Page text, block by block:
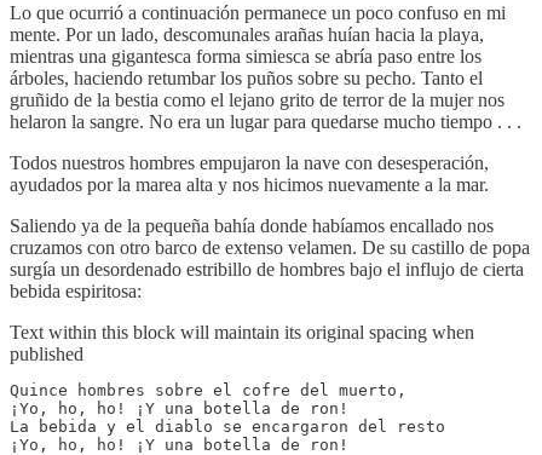
Lo que ocurrió a continuación permanece un poco confuso en mi
mente. Por un lado, descomunales arañas huían hacia la playa,
mientras una gigantesca forma simiesca se abría paso entre los
árboles, haciendo retumbar los puños sobre su pecho. Tanto el
gruñido de la bestia como el lejano grito de terror de la mujer nos
helaron la sangre. No era un lugar para quedarse mucho tiempo . . .
Todos nuestros hombres empujaron la nave con desesperación,
ayudados por la marea alta y nos hicimos nuevamente a la mar.
Saliendo ya de la pequeña bahía donde habíamos encallado nos
cruzamos con otro barco de extenso velamen. De su castillo de popa
surgía un desordenado estribillo de hombres bajo el influjo de cierta
bebida espiritosa:
Text within this block will maintain its original spacing when
published
Quince hombres sobre el cofre del muerto,
¡Yo, ho, ho! ¡Y una botella de ron!
La bebida y el diablo se encargaron del resto
¡Yo, ho, ho! ¡Y una botella de ron!